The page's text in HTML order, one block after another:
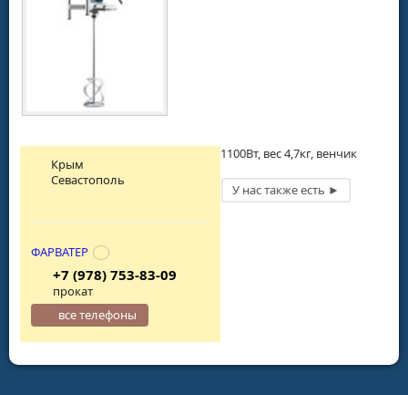
1100Вт, вес 4,7кг, венчик
Крым
Севастополь
ФАРВАТЕР
+7 (978) 753-83-09
прокат
все телефоны